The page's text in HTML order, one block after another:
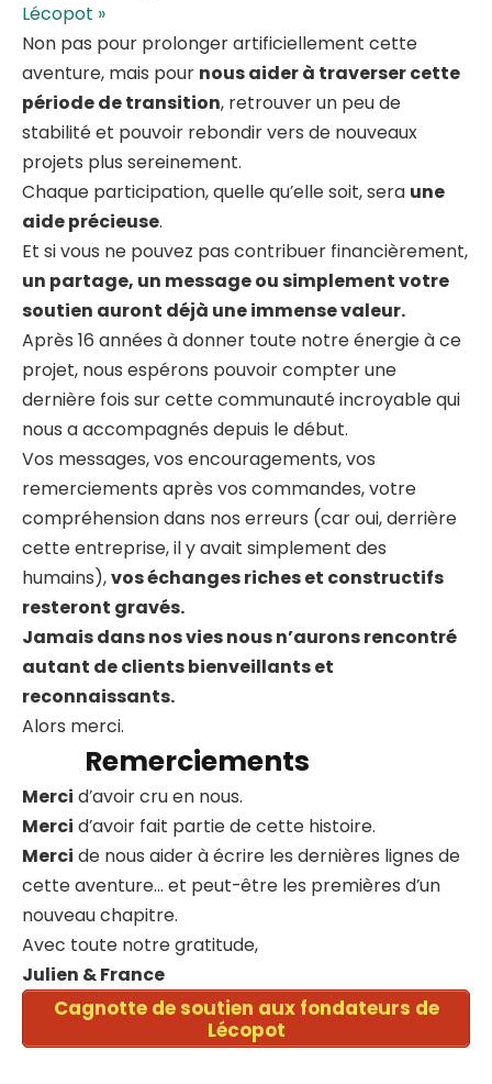
Lécopot »
Non pas pour prolonger artificiellement cette
aventure, mais pour nous aider à traverser cette
période de transition, retrouver un peu de
stabilité et pouvoir rebondir vers de nouveaux
projets plus sereinement.
Chaque participation, quelle qu’elle soit, sera une
aide précieuse.
Et si vous ne pouvez pas contribuer financièrement,
un partage, un message ou simplement votre
soutien auront déjà une immense valeur.
Après 16 années à donner toute notre énergie à ce
projet, nous espérons pouvoir compter une
dernière fois sur cette communauté incroyable qui
nous a accompagnés depuis le début.
Vos messages, vos encouragements, vos
remerciements après vos commandes, votre
compréhension dans nos erreurs (car oui, derrière
cette entreprise, il y avait simplement des
humains),vos échanges riches et constructifs
resteront gravés.
Jamais dans nos vies nous n’aurons rencontré
autant de clients bienveillants et
reconnaissants.
Alors merci.
Remerciements
Merci d’avoir cru en nous.
Merci d’avoir fait partie de cette histoire.
Merci de nous aider à écrire les dernières lignes de
cette aventure… et peut-être les premières d’un
nouveau chapitre.
Avec toute notre gratitude,
Julien & France
Cagnotte de soutien aux fondateurs de
Lécopot